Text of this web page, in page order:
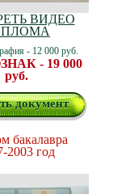
ВИДЕО
- 12 000 руб.
- 19 000
руб.
документ
бакалавра
2003 год